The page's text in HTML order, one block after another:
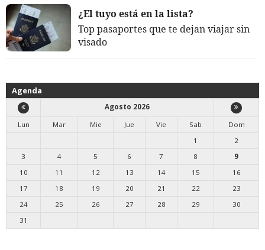
¿El tuyo está en la lista?
Top pasaportes que te dejan viajar sin
visado
Agenda
Agosto 2026
Lun
Mar Mie Jue Vie Sab
Dom
1
2
3
4 5 6 7 8
9
10
11 12 13 14 15
16
17
18 19 20 21 22
23
24
25 26 27 28 29
30
31